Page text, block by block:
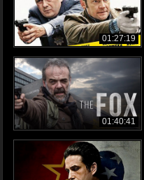
01:27:19
01:40:41